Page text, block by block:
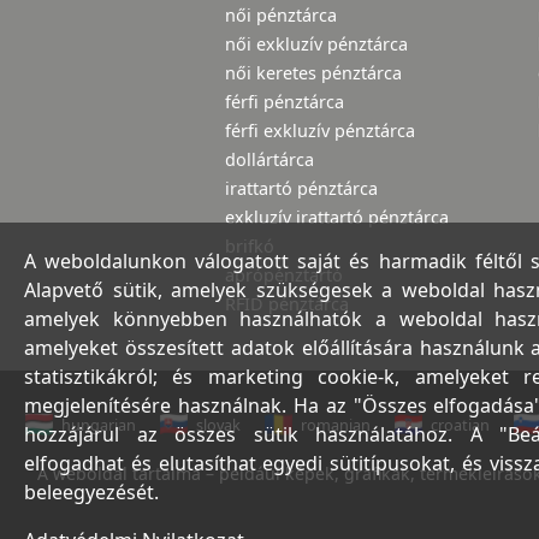
női pénztárca
női exkluzív pénztárca
női keretes pénztárca
férfi pénztárca
férfi exkluzív pénztárca
dollártárca
irattartó pénztárca
exkluzív irattartó pénztárca
brifkó
aprópénztartó
RFID pénztárca
hungarian slovak romanian croatian
A weboldal tartalma – például képek, grafikák,
A weboldalunkon válogatott saját és harmadik féltől
Alapvető sütik, amelyek szükségesek a weboldal
amelyek könnyebben használhatók a weboldal
amelyeket összesített adatok előállítására használunk
statisztikákról; és marketing cookie-k, amelyeket
megjelenítésére használnak. Ha az "Összes
hozzájárul az összes sütik használatához. A
elfogadhat és elutasíthat egyedi sütitípusokat, és
beleegyezését.